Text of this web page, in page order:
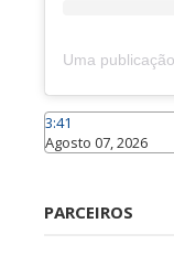
3:41
Agosto 07, 2026
PARCEIROS